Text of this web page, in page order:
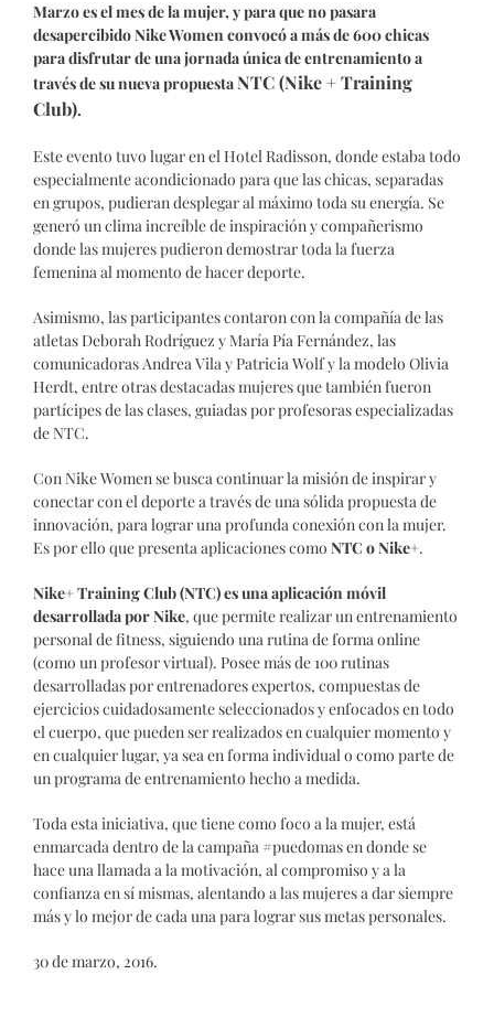
Marzo es el mes de la mujer, y para que no pasara
desapercibido Nike Women convocó a más de 600 chicas
para disfrutar de una jornada única de entrenamiento a
través de su nueva propuestaNTC (Nike + Training
Club).
Este evento tuvo lugar en el Hotel Radisson, donde estaba todo
especialmente acondicionado para que las chicas, separadas
en grupos, pudieran desplegar al máximo toda su energía. Se
generó un clima increíble de inspiración y compañerismo
donde las mujeres pudieron demostrar toda la fuerza
femenina al momento de hacer deporte.
Asimismo, las participantes contaron con la compañía de las
atletas Deborah Rodríguez y María Pía Fernández, las
comunicadoras Andrea Vila y Patricia Wolf y la modelo Olivia
Herdt, entre otras destacadas mujeres que también fueron
partícipes de las clases, guiadas por profesoras especializadas
de NTC.
Con Nike Women se busca continuar la misión de inspirar y
conectar con el deporte a través de una sólida propuesta de
innovación, para lograr una profunda conexión con la mujer.
Es por ello que presenta aplicaciones como NTC o Nike+.
Nike+ Training Club (NTC) es una aplicación móvil
desarrollada por Nike, que permite realizar un entrenamiento
personal de fitness, siguiendo una rutina de forma online
(como un profesor virtual). Posee más de 100 rutinas
desarrolladas por entrenadores expertos, compuestas de
ejercicios cuidadosamente seleccionados y enfocados en todo
el cuerpo, que pueden ser realizados en cualquier momento y
en cualquier lugar, ya sea en forma individual o como parte de
un programa de entrenamiento hecho a medida.
Toda esta iniciativa, que tiene como foco a la mujer, está
enmarcada dentro de la campaña #puedomas en donde se
hace una llamada a la motivación, al compromiso y a la
confianza en sí mismas, alentando a las mujeres a dar siempre
más y lo mejor de cada una para lograr sus metas personales.
30 de marzo, 2016.